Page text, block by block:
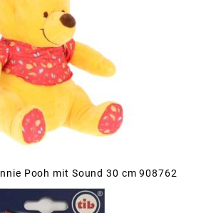
Pooh mit Sound 30 cm 908762